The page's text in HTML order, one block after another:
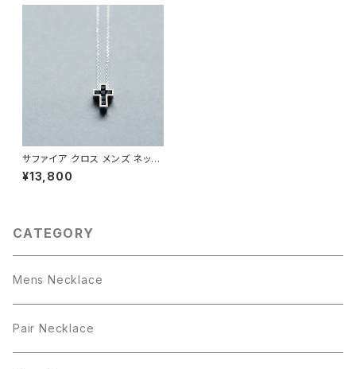
サファイア クロス メンズ ネック
レス シルバー925
¥13,800
CATEGORY
Mens Necklace
Pair Necklace